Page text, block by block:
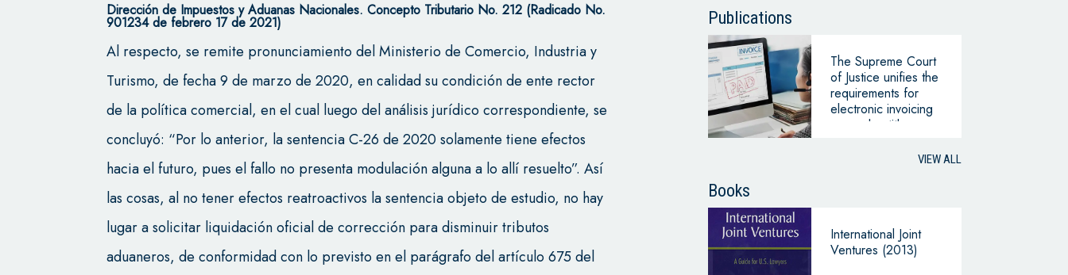
Dirección de Impuestos y Aduanas Nacionales.Concepto Tributario No. 212 (Radicado No.
901234 de febrero 17 de 2021)
Al respecto, se remite pronunciamiento del Ministerio de Comercio, Industria y
Turismo, de fecha 9 de marzo de 2020, en calidad su condición de ente rector
de la política comercial, en el cual luego del análisis jurídico correspondiente, se
concluyó: “Por lo anterior, la sentencia C-26 de 2020 solamente tiene efectos
hacia el futuro, pues el fallo no presenta modulación alguna a lo allí resuelto”. Así
las cosas, al no tener efectos reatroactivos la sentencia objeto de estudio, no hay
lugar a solicitar liquidación oficial de corrección para disminuir tributos
aduaneros, de conformidad con lo previsto en el parágrafo del artículo 675 del
Publications
The Supreme Court
of Justice unifies the
requirements for
electronic invoicing
as a value title:
VIEW ALL
Books
International Joint
Ventures (2013)